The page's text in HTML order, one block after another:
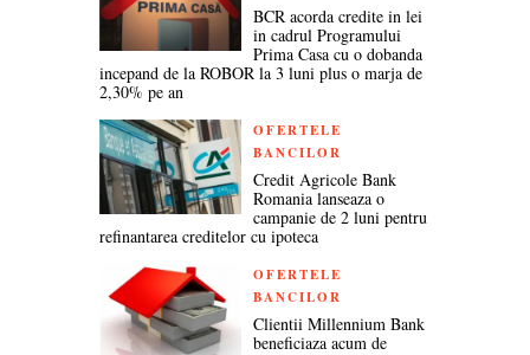
BCR acorda credite in lei
in cadrul Programului
Prima Casa cu o dobanda
incepand de la ROBOR la 3 luni plus o marja de
2,30% pe an
OFERTELE
BANCILOR
Credit Agricole Bank
Romania lanseaza o
campanie de 2 luni pentru
refinantarea creditelor cu ipoteca
OFERTELE
BANCILOR
Clientii Millennium Bank
beneficiaza acum de